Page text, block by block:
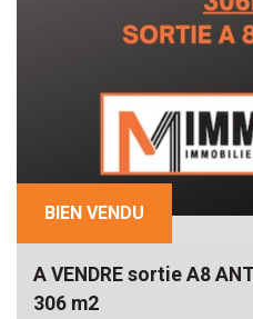
BIEN VENDU
A VENDRE sortie A8
306 m2